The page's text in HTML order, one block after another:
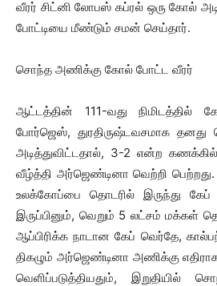
வீரர் சிட்னி லோபஸ் கப்ரல் ஒரு கோல்
போட்டியை மீண்டும் சமன் செய்தார்.
சொந்த அணிக்கு கோல் போட்ட வீரர்
ஆட்டத்தின் 111-வது நிமிடத்தில்
போர்ஜெஸ், துரதிருஷ்டவசமாக
அடித்துவிட்டதால், 3-2 என்ற
வீழ்த்தி அர்ஜெண்டினா வெற்றி
உலக்கோப்பை தொடரில் இருந்து கேப்
இருப்பினும், வெறும் 5 லட்சம்
ஆப்பிரிக்க நாடான கேப் வெர்தே,
திகழும் அர்ஜெண்டினா அணிக்கு
வெளிப்படுத்தியதும்,